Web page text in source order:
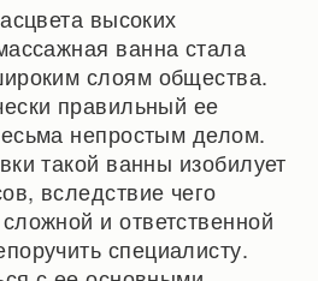
высоких
ванна стала
слоям общества.
правильный ее
непростым делом.
такой ванны изобилует
вследствие чего
и ответственной
специалисту.